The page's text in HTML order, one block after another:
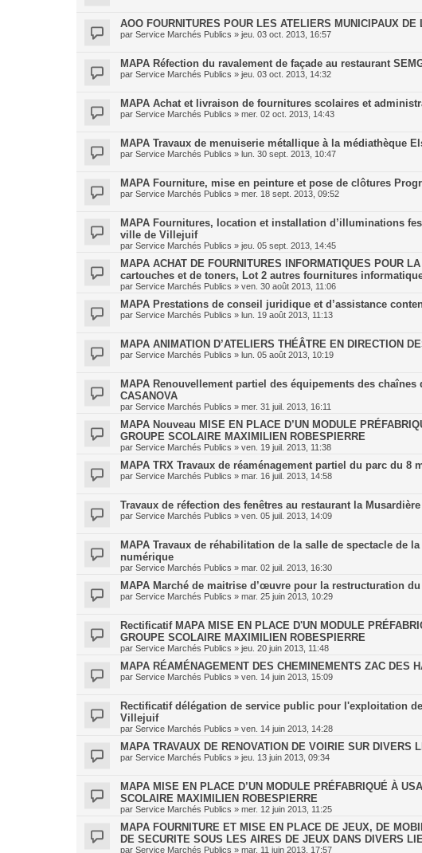
AOO FOURNITURES POUR LES ATELIERS MUNICIPAUX
par Service Marchés Publics » jeu. 03 oct. 2013, 16:57
MAPA Réfection du ravalement de façade au restaurant
par Service Marchés Publics » jeu. 03 oct. 2013, 14:32
MAPA Achat et livraison de fournitures scolaires et
par Service Marchés Publics » mer. 02 oct. 2013, 14:43
MAPA Travaux de menuiserie métallique à la médiathèque
par Service Marchés Publics » lun. 30 sept. 2013, 10:47
MAPA Fourniture, mise en peinture et pose de clôtures
par Service Marchés Publics » mer. 18 sept. 2013, 09:52
MAPA Fournitures, location et installation d’illuminations
ville de Villejuif
par Service Marchés Publics » jeu. 05 sept. 2013, 14:45
MAPA ACHAT DE FOURNITURES INFORMATIQUES POUR
cartouches et de toners, Lot 2 autres fournitures
par Service Marchés Publics » ven. 30 août 2013, 11:06
MAPA Prestations de conseil juridique et d’assistance
par Service Marchés Publics » lun. 19 août 2013, 11:13
MAPA ANIMATION D’ATELIERS THÉÂTRE EN DIRECTION
par Service Marchés Publics » lun. 05 août 2013, 10:19
MAPA Renouvellement partiel des équipements des
CASANOVA
par Service Marchés Publics » mer. 31 juil. 2013, 16:11
MAPA Nouveau MISE EN PLACE D’UN MODULE
GROUPE SCOLAIRE MAXIMILIEN ROBESPIERRE
par Service Marchés Publics » ven. 19 juil. 2013, 11:38
MAPA TRX Travaux de réaménagement partiel du parc du 8
par Service Marchés Publics » mar. 16 juil. 2013, 14:58
Travaux de réfection des fenêtres au restaurant la Musardière
par Service Marchés Publics » ven. 05 juil. 2013, 14:09
MAPA Travaux de réhabilitation de la salle de spectacle de
numérique
par Service Marchés Publics » mar. 02 juil. 2013, 16:30
MAPA Marché de maitrise d’œuvre pour la restructuration
par Service Marchés Publics » mar. 25 juin 2013, 10:29
Rectificatif MAPA MISE EN PLACE D'UN MODULE
GROUPE SCOLAIRE MAXIMILIEN ROBESPIERRE
par Service Marchés Publics » jeu. 20 juin 2013, 11:48
MAPA RÉAMÉNAGEMENT DES CHEMINEMENTS ZAC DES
par Service Marchés Publics » ven. 14 juin 2013, 15:09
Rectificatif délégation de service public pour l'exploitation
Villejuif
par Service Marchés Publics » ven. 14 juin 2013, 14:28
MAPA TRAVAUX DE RENOVATION DE VOIRIE SUR DIVERS
par Service Marchés Publics » jeu. 13 juin 2013, 09:34
MAPA MISE EN PLACE D’UN MODULE PRÉFABRIQUÉ À
SCOLAIRE MAXIMILIEN ROBESPIERRE
par Service Marchés Publics » mer. 12 juin 2013, 11:25
MAPA FOURNITURE ET MISE EN PLACE DE JEUX, DE
DE SECURITE SOUS LES AIRES DE JEUX DANS DIVERS
par Service Marchés Publics » mar. 11 juin 2013, 17:57